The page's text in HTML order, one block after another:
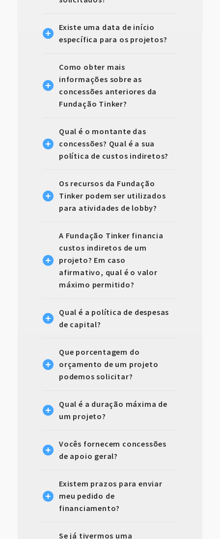
Existe uma data de início
específica para os projetos?
Como obter mais
informações sobre as
concessões anteriores da
Fundação Tinker?
Qual é o montante das
concessões? Qual é a sua
política de custos indiretos?
Os recursos da Fundação
Tinker podem ser utilizados
para atividades de lobby?
A Fundação Tinker financia
custos indiretos de um
projeto? Em caso
afirmativo, qual é o valor
máximo permitido?
Qual é a política de despesas
de capital?
Que porcentagem do
orçamento de um projeto
podemos solicitar?
Qual é a duração máxima de
um projeto?
Vocês fornecem concessões
de apoio geral?
Existem prazos para enviar
meu pedido de
financiamento?
Se já tivermos uma